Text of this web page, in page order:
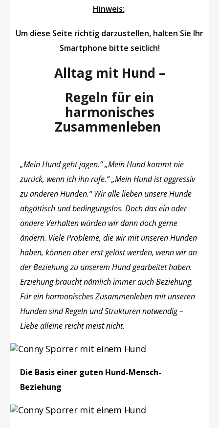
Hinweis:
Um diese Seite richtig darzustellen, halten Sie Ihr
Smartphone bitte seitlich!
Alltag mit Hund –
Regeln für ein
harmonisches
Zusammenleben
„Mein Hund geht jagen.“ „Mein Hund kommt nie
zurück, wenn ich ihn rufe.“ „Mein Hund ist aggressiv
zu anderen Hunden.“ Wir alle lieben unsere Hunde
abgöttisch und bedingungslos. Doch das ein oder
andere Verhalten würden wir dann doch gerne
ändern. Viele Probleme, die wir mit unseren Hunden
haben, können aber erst gelöst werden, wenn wir an
der Beziehung zu unserem Hund gearbeitet haben.
Erziehung braucht nämlich immer auch Beziehung.
Für ein harmonisches Zusammenleben mit unseren
Hunden sind Regeln und Strukturen notwendig –
Liebe alleine reicht meist nicht.
Die Basis einer guten Hund-Mensch-
Beziehung